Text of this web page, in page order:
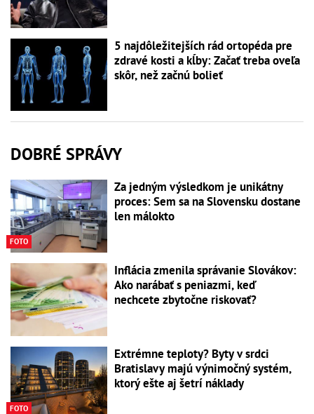
5 najdôležitejších rád ortopéda pre
zdravé kosti a kĺby: Začať treba oveľa
skôr, než začnú bolieť
DOBRÉ SPRÁVY
FOTO
Za jedným výsledkom je unikátny
proces: Sem sa na Slovensku dostane
len málokto
Inflácia zmenila správanie Slovákov:
Ako narábať s peniazmi, keď
nechcete zbytočne riskovať?
FOTO
Extrémne teploty? Byty v srdci
Bratislavy majú výnimočný systém,
ktorý ešte aj šetrí náklady